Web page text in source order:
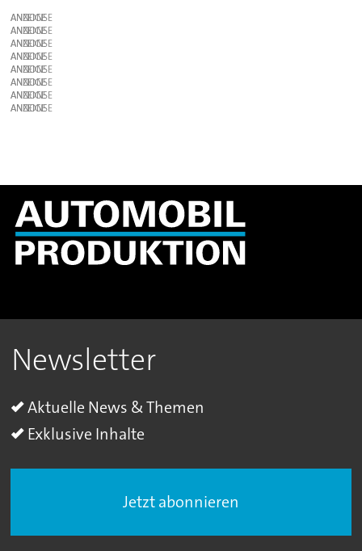
ANZEIGE
ANZEIGE
ANZEIGE
ANZEIGE
ANZEIGE
ANZEIGE
ANZEIGE
ANZEIGE
Newsletter
Aktuelle News & Themen
Exklusive Inhalte
Jetzt abonnieren